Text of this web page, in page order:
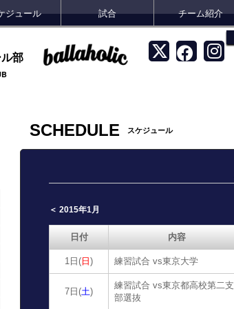
ジュール 試合 チーム紹介
部
SCHEDULE スケジュール
＜ 2015年1月
日付 内容
1日( 日) 練習試合 vs東京大学
7日(土)
練習試合 vs東京都高校第二支
部選抜